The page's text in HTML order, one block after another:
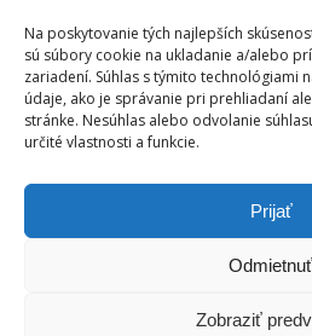
Na poskytovanie tých najlepších
sú súbory cookie na ukladanie a/alebo
zariadení. Súhlas s týmito technológiami
údaje, ako je správanie pri prehliadaní
stránke. Nesúhlas alebo odvolanie
určité vlastnosti a funkcie.
Prijať
Odmietnuť
Zobraziť
Užitočné linky
Právne informácie
RSS Kanál